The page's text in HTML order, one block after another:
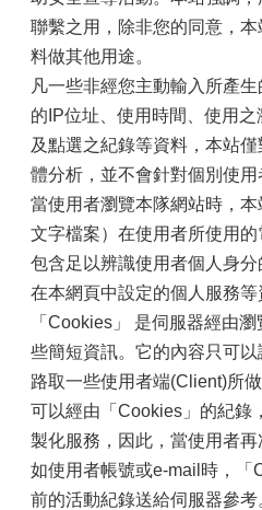
聯繫之用，除非您的同意，
料做其他用途。
凡一些非經您主動輸入所產
的IP位址、使用時間、使用
及點選之紀錄等資料，本站
體分析，並不會針對個別使用
當使用者瀏覽本隊網站時，
文字檔案）在使用者所使用
包含足以辨識使用者個人身
在本網頁中設定的個人服務等
「Cookies」 是伺服器經由
些簡短資訊。它的內容只可
路取一些使用者端(Client)所
可以經由「Cookies」的紀錄
製化服務，因此，當使用者
如使用者帳號或e-mail時，「
前的活動紀錄送給伺服器參